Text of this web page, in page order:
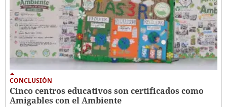
CONCLUSIÓN
Cinco centros educativos son certificados como
Amigables con el Ambiente